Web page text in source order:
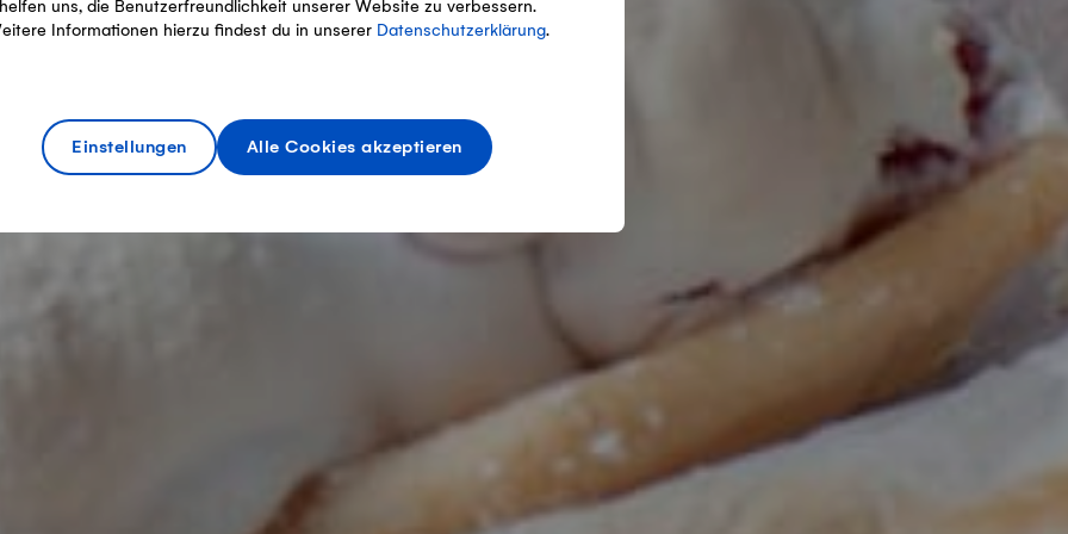
uns, die Benutzerfreundlichkeit unserer Website zu verbessern.
Informationen hierzu findest du in unserer Datenschutzerklärung.
Einstellungen Alle Cookies akzeptieren